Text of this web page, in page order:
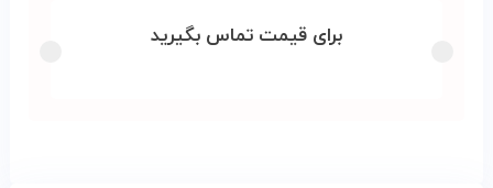
برای قیمت تماس بگیرید